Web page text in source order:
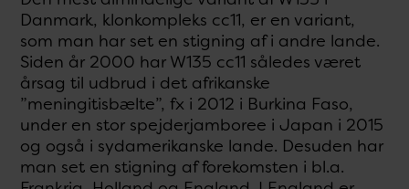
Danmark, klonkompleks cc11, er en variant,
som man har set en stigning af i andre lande.
Siden år 2000 har W135 cc11 således været
årsag til udbrud i det afrikanske
”meningitisbælte”, fx i 2012 i Burkina Faso,
under en stor spejderjamboree i Japan i 2015
og også i sydamerikanske lande. Desuden har
man set en stigning af forekomsten i bl.a.